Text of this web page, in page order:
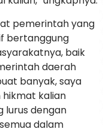
pemerintah yang
bertanggung
baik
daerah
banyak, saya
hikmat kalian
lurus dengan
dalam